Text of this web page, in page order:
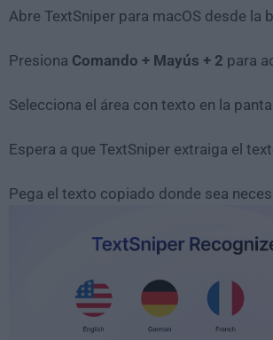
Abre TextSniper para macOS desde la
Presiona Comando + Mayús + 2 para
Selecciona el área con texto en la
Espera a que TextSniper extraiga el
Pega el texto copiado donde sea